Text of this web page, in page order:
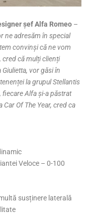
șef Alfa Romeo –
ne adresăm în special
convinși că ne vom
cred că mulți clienți
vor găsi în
la grupul Stellantis
Alfa și-a păstrat
Of The Year, cred ca
Veloce – 0-100
susținere laterală